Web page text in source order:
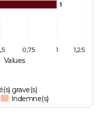
Values
1
grave(s)
Indemne(s)
1
0,75 1,25